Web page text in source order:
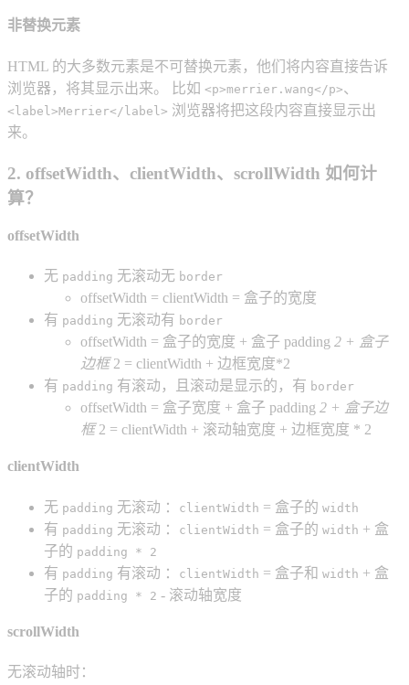
非替换元素
HTML 的大多数元素是不可替换元素，他们将内容直接告诉
浏览器，将其显示出来。 比如 <p>merrier.wang</p>、
<label>Merrier</label> 浏览器将把这段内容直接显示出
来。
2. offsetWidth、clientWidth、scrollWidth 如何计
算？
offsetWidth
无 padding 无滚动无 border
offsetWidth = clientWidth = 盒子的宽度
有 padding 无滚动有 border
offsetWidth = 盒子的宽度 + 盒子 padding 2 + 盒子
边框2 = clientWidth + 边框宽度*2
有 padding 有滚动，且滚动是显示的，有 border
offsetWidth = 盒子宽度 + 盒子 padding 2 + 盒子边
框2 = clientWidth + 滚动轴宽度 + 边框宽度 * 2
clientWidth
无 padding 无滚动 ： clientWidth = 盒子的 width
有 padding 无滚动 ： clientWidth = 盒子的 width + 盒
子的 padding * 2
有 padding 有滚动 ： clientWidth = 盒子和 width + 盒
子的 padding * 2 - 滚动轴宽度
scrollWidth
无滚动轴时：